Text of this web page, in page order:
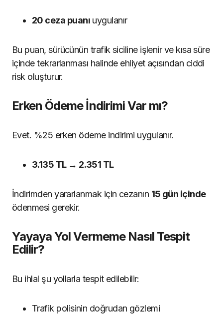
20 ceza puanıuygulanır
Bu puan, sürücünün trafik siciline işlenir ve kısa süre
içinde tekrarlanması halinde ehliyet açısından ciddi
risk oluşturur.
Erken Ödeme İndirimi Var mı?
Evet. %25 erken ödeme indirimi uygulanır.
3.135 TL → 2.351 TL
İndirimden yararlanmak için cezanın 15 gün içinde
ödenmesi gerekir.
Yayaya Yol Vermeme Nasıl Tespit
Edilir?
Bu ihlal şu yollarla tespit edilebilir:
Trafik polisinin doğrudan gözlemi